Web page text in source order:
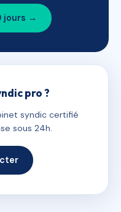
jours →
pro ?
syndic certifié
sous 24h.